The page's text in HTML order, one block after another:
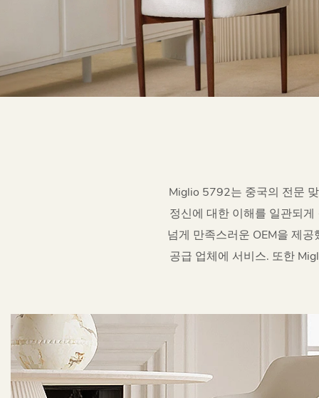
Miglio 5792는 중국의 전문
정신에 대한 이해를 일관되
넘게 만족스러운 OEM을 제
공급 업체에 서비스. 또한